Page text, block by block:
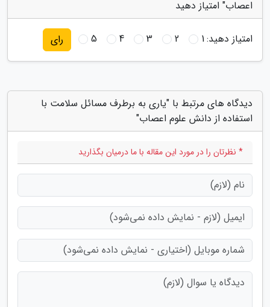
اعصاب" امتیاز دهید
امتیاز دهید:1
2
3
4
5 رای
دیدگاه های مرتبط با "یاری به برطرف مسائل سلامت با
استفاده از دانش علوم اعصاب"
* نظرتان را در مورد این مقاله با ما درمیان بگذارید